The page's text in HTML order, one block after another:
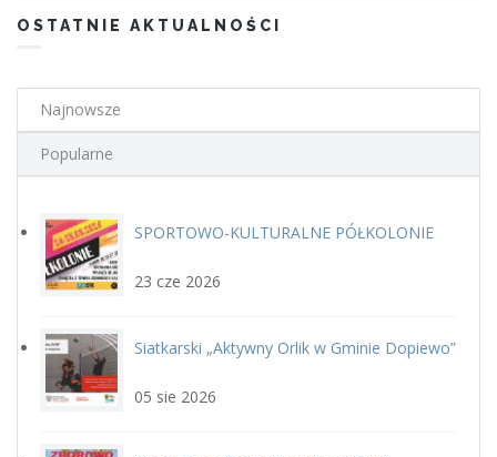
OSTATNIE AKTUALNOŚCI
Najnowsze
Popularne
plakat.jpg
SPORTOWO-KULTURALNE PÓŁKOLONIE
23 cze 2026
siatka_poziom.jpg
Siatkarski „Aktywny Orlik w Gminie Dopiewo”
05 sie 2026